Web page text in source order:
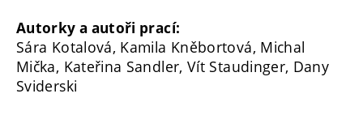
Autorky a autoři prací:
Sára Kotalová, Kamila Kněbortová, Michal
Mička, Kateřina Sandler, Vít Staudinger, Dany
Sviderski